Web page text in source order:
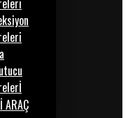
ARAÇ